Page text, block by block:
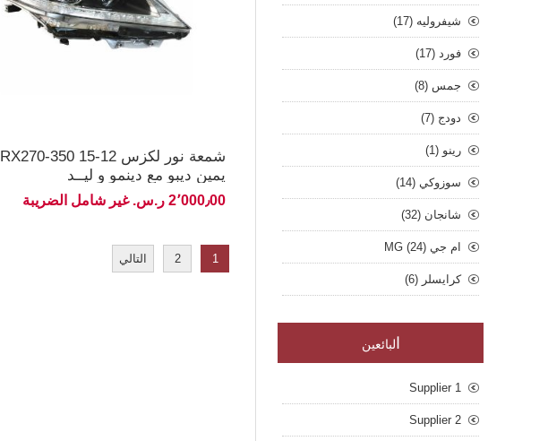
شمعة نور لكزس 12-15 RX270-350
يمين ديبو مع دينمو و ليــد
2٬000٫00 ر.س.‏ غير شامل الضريبة
1
2 التالي
شيفروليه (17)
فورد (17)
جمس (8)
دودج (7)
رينو (1)
سوزوكي (14)
شانجان (32)
ام جي MG (24)
كرايسلر (6)
لبائعين
Supplier 1
Supplier 2